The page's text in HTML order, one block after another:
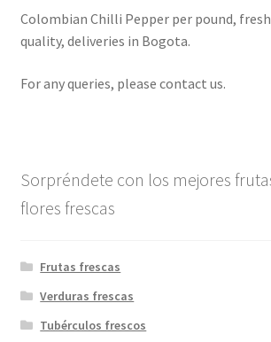
Colombian Chilli Pepper per pound,
quality, deliveries in Bogota.
For any queries, please contact us.
Sorpréndete con los mejores
flores frescas
Frutas frescas
Verduras frescas
Tubérculos frescos